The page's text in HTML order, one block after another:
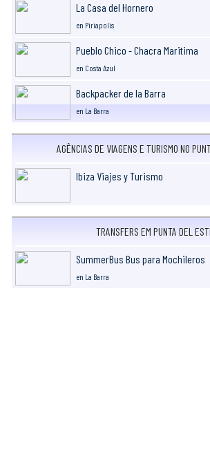
La Casa del Hornero
en Piriapolis
Pueblo Chico - Chacra Maritima
en Costa Azul
Backpacker de la Barra
en La Barra
AGÊNCIAS DE VIAGENS E TURISMO NO
Ibiza Viajes y Turismo
TRANSFERS EM PUNTA DEL
SummerBus Bus para Mochileros
en La Barra